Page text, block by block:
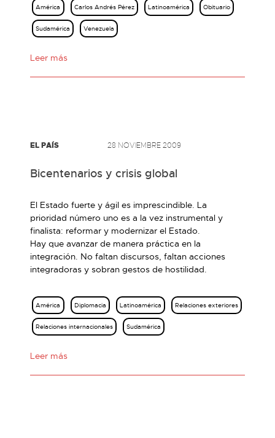
América Carlos Andrés Pérez Latinoamérica Obituario
Sudamérica Venezuela
Leer más
EL PAÍS 28 NOVIEMBRE 2009
Bicentenarios y crisis global
El Estado fuerte y ágil es imprescindible. La
prioridad número uno es a la vez instrumental y
finalista: reformar y modernizar el Estado.
Hay que avanzar de manera práctica en la
integración. No faltan discursos, faltan acciones
integradoras y sobran gestos de hostilidad.
América Diplomacia Latinoamérica Relaciones exteriores
Relaciones internacionales Sudamérica
Leer más